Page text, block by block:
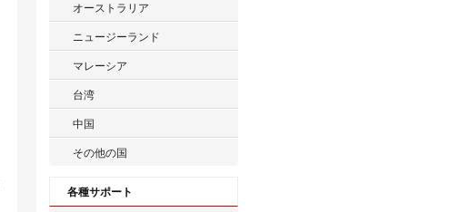
オーストラリア
ニュージーランド
マレーシア
台湾
中国
その他の国
各種サポート